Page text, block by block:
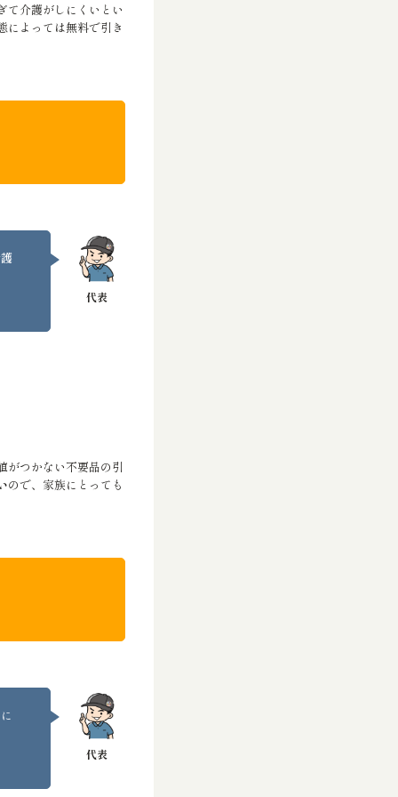
て介護がしにくいとい
によっては無料で引き
がつかない不要品の引
ので、家族にとっても